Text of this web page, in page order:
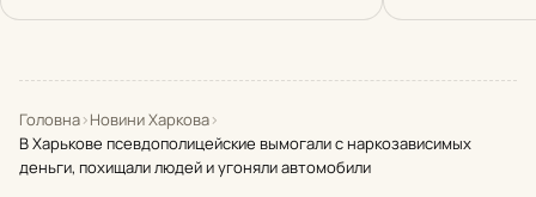
Головна›Новини Харкова›
В Харькове псевдополицейские вымогали с наркозависимых
деньги, похищали людей и угоняли автомобили